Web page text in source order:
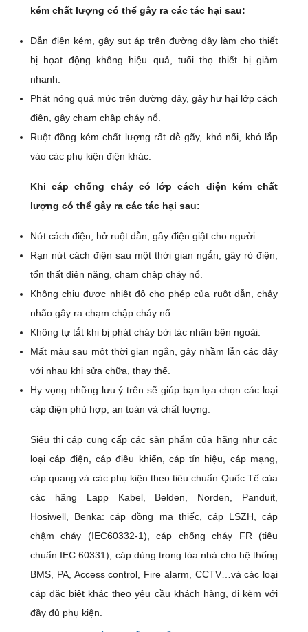
kém chất lượng có thể gây ra các tác hại sau:
Dẫn điện kém, gây sụt áp trên đường dây làm cho thiết
bị họat động không hiệu quả, tuổi thọ thiết bị giảm
nhanh.
Phát nóng quá mức trên đường dây, gây hư hại lớp cách
điện, gây chạm chập cháy nổ.
Ruột đồng kém chất lượng rất dễ gãy, khó nối, khó lắp
vào các phụ kiện điện khác.
Khi cáp chống cháy có lớp cách điện kém chất
lượng có thể gây ra các tác hại sau:
Nứt cách điện, hở ruột dẫn, gây điện giật cho người.
Rạn nứt cách điện sau một thời gian ngắn, gây rò điện,
tổn thất điện năng, chạm chập cháy nổ.
Không chịu được nhiệt độ cho phép của ruột dẫn, chảy
nhão gây ra chạm chập cháy nổ.
Không tự tắt khi bị phát cháy bởi tác nhân bên ngoài.
Mất màu sau một thời gian ngắn, gây nhầm lẫn các dây
với nhau khi sửa chữa, thay thế.
Hy vọng những lưu ý trên sẽ giúp bạn lựa chọn các loại
cáp điện phù hợp, an toàn và chất lượng.
Siêu thị cáp cung cấp các sản phẩm của hãng như các
loại cáp điện, cáp điều khiển, cáp tín hiệu, cáp mạng,
cáp quang và các phụ kiện theo tiêu chuẩn Quốc Tế của
các hãng Lapp Kabel, Belden, Norden, Panduit,
Hosiwell, Benka: cáp đồng mạ thiếc, cáp LSZH, cáp
chậm cháy (IEC60332-1), cáp chống cháy FR (tiêu
chuẩn IEC 60331), cáp dùng trong tòa nhà cho hệ thống
BMS, PA, Access control, Fire alarm, CCTV…và các loại
cáp đặc biệt khác theo yêu cầu khách hàng, đi kèm với
đầy đủ phụ kiện.